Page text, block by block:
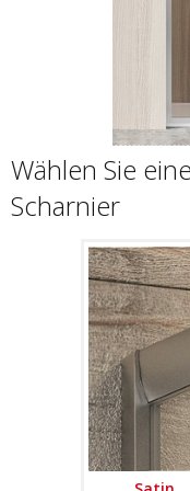
Wählen Sie
Scharnier